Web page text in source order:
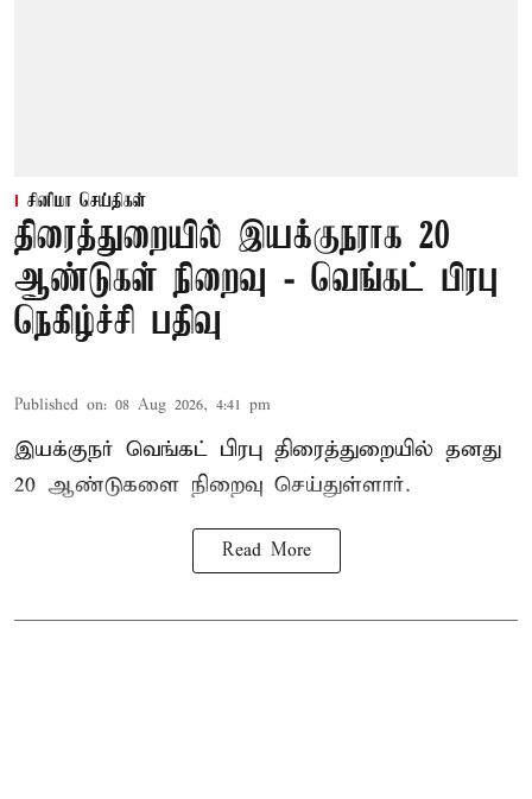
சினிமா செய்திகள்
திரைத்துறையில் இயக்குநராக 20
ஆண்டுகள் நிறைவு - வெங்கட் பிரபு
நெகிழ்ச்சி பதிவு
Published on: 08 Aug 2026, 4:41 pm
இயக்குநர் வெங்கட் பிரபு திரைத்துறையில் தனது
20 ஆண்டுகளை நிறைவு செய்துள்ளார்.
Read More